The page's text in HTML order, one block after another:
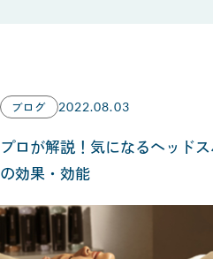
ブログ 2022.08.03
プロが解説！気になるヘッド
の効果・効能